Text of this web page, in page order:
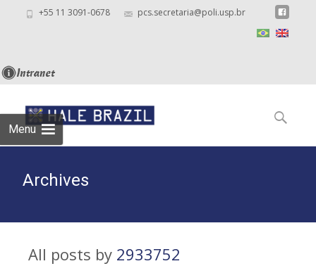
+55 11 3091-0678 pcs.secretaria@poli.usp.br
Menu
to
content
Search
Archives
All posts by 2933752